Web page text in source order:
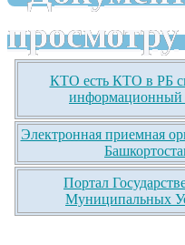
просмотру
КТО есть КТО в РБ
информационный
Электронная приемная
Портал
Муниципальных